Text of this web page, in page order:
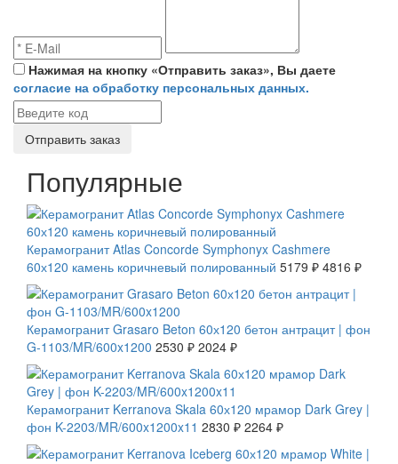
Нажимая на кнопку «Отправить заказ», Вы даете
согласие на обработку персональных данных.
Отправить заказ
Популярные
СКИДКА 7 %
Керамогранит Atlas Concorde Symphonyx Cashmere
60х120 камень коричневый полированный 5179 ₽ 4816 ₽
Керамогранит Grasaro Beton 60х120 бетон антрацит | фон
G-1103/MR/600x1200 2530 ₽ 2024 ₽
Керамогранит Kerranova Skala 60х120 мрамор Dark Grey |
фон K-2203/MR/600x1200x11 2830 ₽ 2264 ₽